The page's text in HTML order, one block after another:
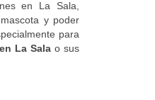
en La Sala,
y poder
para
La Salao sus